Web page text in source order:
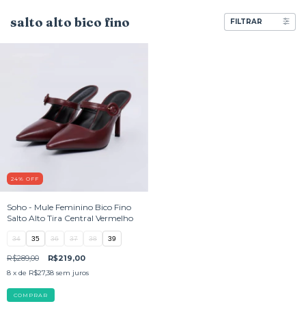
salto alto bico fino FILTRAR
24% OFF
Soho - Mule Feminino Bico Fino
Salto Alto Tira Central Vermelho
34 35 36 37 38 39
R$289,00 R$219,00
8 x de R$27,38 sem juros
COMPRAR